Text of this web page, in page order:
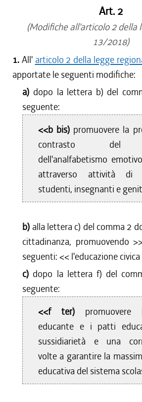
Art. 2
(Modifiche all'articolo 2 della
13/2018)
1. All' articolo 2 della legge
apportate le seguenti modifiche:
a) dopo la lettera b) del
seguente:
<<b bis) promuovere la
contrasto del
dell'analfabetismo
attraverso attività di
studenti, insegnanti e
b) alla lettera c) del comma 2
cittadinanza, promuovendo
seguenti: << l'educazione
c) dopo la lettera f) del
seguente:
<<f ter)
educante e i patti
sussidiarietà e una
volte a garantire la
educativa del sistema